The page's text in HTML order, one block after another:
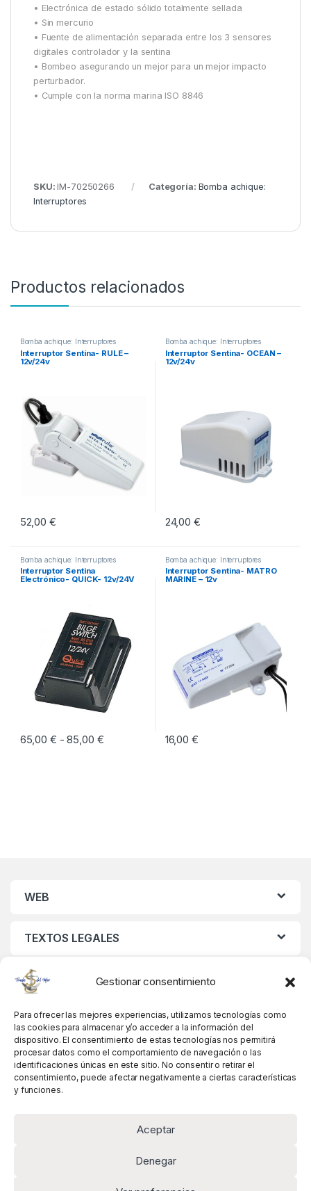
Gestionar consentimiento
Para ofrecer las mejores experiencias, utilizamos tecnologías como
las cookies para almacenar y/o acceder a la información del
dispositivo. El consentimiento de estas tecnologías nos permitirá
procesar datos como el comportamiento de navegación o las
identificaciones únicas en este sitio. No consentir o retirar el
consentimiento, puede afectar negativamente a ciertas características
y funciones.
Aceptar
Denegar
• Electrónica de estado sólido totalmente sellada
• Sin mercurio
• Fuente de alimentación separada entre los 3 sensores
digitales controlador y la sentina
• Bombeo asegurando un mejor para un mejor impacto
perturbador.
• Cumple con la norma marina ISO 8846
SKU:IM-70250266 Categoría: Bomba achique:
Interruptores
Productos relacionados
Bomba achique: Interruptores
Interruptor Sentina- RULE –
12v/24v
52,00 €
Bomba achique: Interruptores
Interruptor Sentina- OCEAN –
12v/24v
24,00 €
Bomba achique: Interruptores
Interruptor Sentina
Electrónico- QUICK- 12v/24V
65,00 € - 85,00 €Rango de precios: desde 65,00 € hasta
Este producto tiene múltiples variantes. Las opciones se pueden
Bomba achique: Interruptores
Interruptor Sentina- MATRO
MARINE – 12v
16,00 €
WEB
TEXTOS LEGALES
MIS DATOS